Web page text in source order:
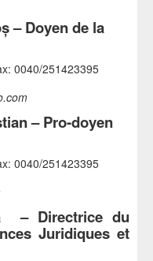
– Doyen de la
0040/251423395
– Pro-doyen
0040/251423395
– Directrice du
Juridiques et